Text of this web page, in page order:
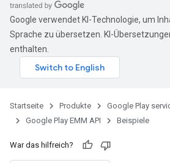
Google verwendet KI-Technologie, um
Sprache zu übersetzen. KI-
enthalten.
Startseite Produkte Google Play
Google Play EMM API
Beispiele
War das hilfreich?